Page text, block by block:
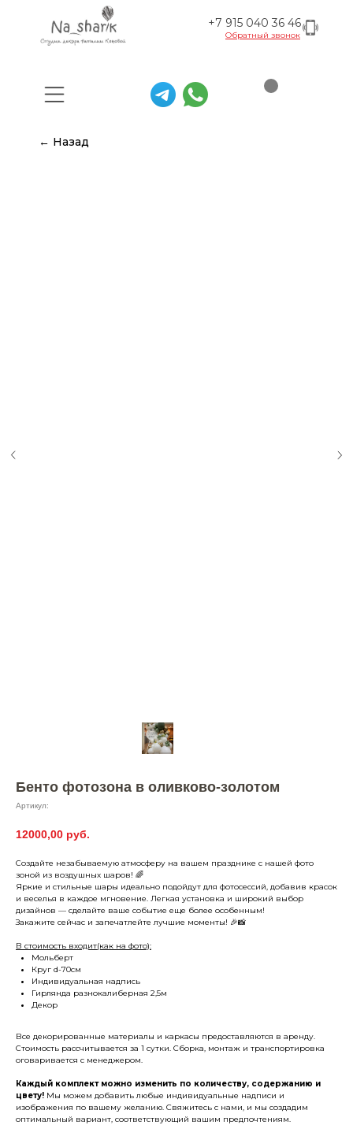
+7 915 040 36 46
Обратный звонок
← Назад
Бенто фотозона в оливково-золотом
Артикул:
12000,00 руб.
Создайте незабываемую атмосферу на вашем празднике с нашей фото
зоной из воздушных шаров! 🌈
Яркие и стильные шары идеально подойдут для фотосессий, добавив красок
и веселья в каждое мгновение. Легкая установка и широкий выбор
дизайнов — сделайте ваше событие еще более особенным!
Закажите сейчас и запечатлейте лучшие моменты! 🎉📸
В стоимость входит(как на фото):
Мольберт
Круг d-70см
Индивидуальная надпись
Гирлянда разнокалиберная 2,5м
Декор
Все декорированные материалы и каркасы предоставляются в аренду.
Стоимость рассчитывается за 1 сутки. Сборка, монтаж и транспортировка
оговаривается с менеджером.
Каждый комплект можно изменить по количеству, содержанию и
цвету! Мы можем добавить любые индивидуальные надписи и
изображения по вашему желанию. Свяжитесь с нами, и мы создадим
оптимальный вариант, соответствующий вашим предпочтениям.